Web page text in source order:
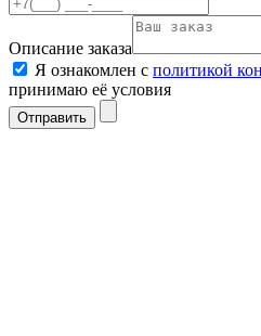
Описание заказа
Я ознакомлен с политикой
принимаю её условия
Отправить